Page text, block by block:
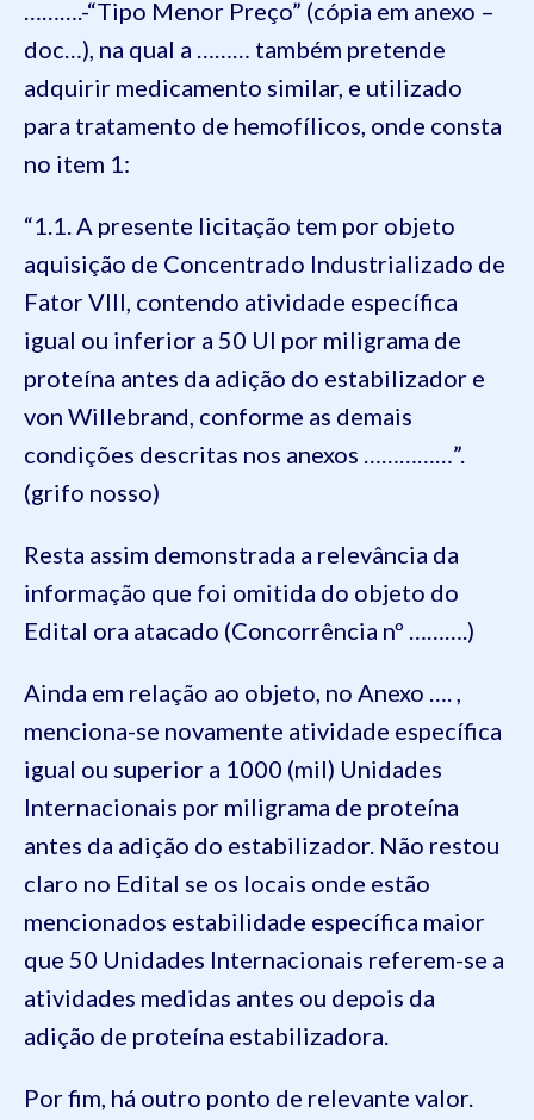
……….-“Tipo Menor Preço” (cópia em anexo –
doc…), na qual a ……… também pretende
adquirir medicamento similar, e utilizado
para tratamento de hemofílicos, onde consta
no item 1:
“1.1. A presente licitação tem por objeto
aquisição de Concentrado Industrializado de
Fator VIII, contendo atividade específica
igual ou inferior a 50 UI por miligrama de
proteína antes da adição do estabilizador e
von Willebrand, conforme as demais
condições descritas nos anexos ……………”.
(grifo nosso)
Resta assim demonstrada a relevância da
informação que foi omitida do objeto do
Edital ora atacado (Concorrência nº ……….)
Ainda em relação ao objeto, no Anexo …. ,
menciona-se novamente atividade específica
igual ou superior a 1000 (mil) Unidades
Internacionais por miligrama de proteína
antes da adição do estabilizador. Não restou
claro no Edital se os locais onde estão
mencionados estabilidade específica maior
que 50 Unidades Internacionais referem-se a
atividades medidas antes ou depois da
adição de proteína estabilizadora.
Por fim, há outro ponto de relevante valor.